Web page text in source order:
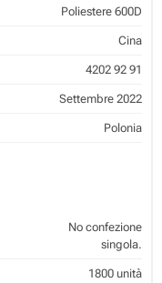
Poliestere 600D
Cina
4202 92 91
Settembre 2022
Polonia
No confezione
singola.
1800 unità